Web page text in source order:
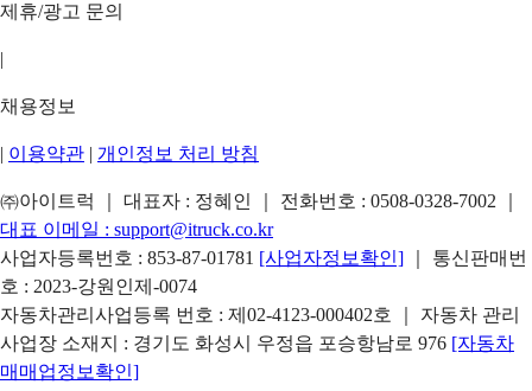
제휴/광고 문의
|
채용정보
| 이용약관 | 개인정보 처리 방침
㈜아이트럭 ｜ 대표자 : 정혜인 ｜ 전화번호 : 0508-0328-7002
대표 이메일 : support@itruck.co.kr
사업자등록번호 : 853-87-01781 [사업자정보확인]
｜ 통신판매번
호 : 2023-강원인제-0074
자동차관리사업등록 번호 : 제02-4123-000402호 ｜ 자동차 관리
사업장 소재지 : 경기도 화성시 우정읍 포승항남로 976 [자동차
매매업정보확인]